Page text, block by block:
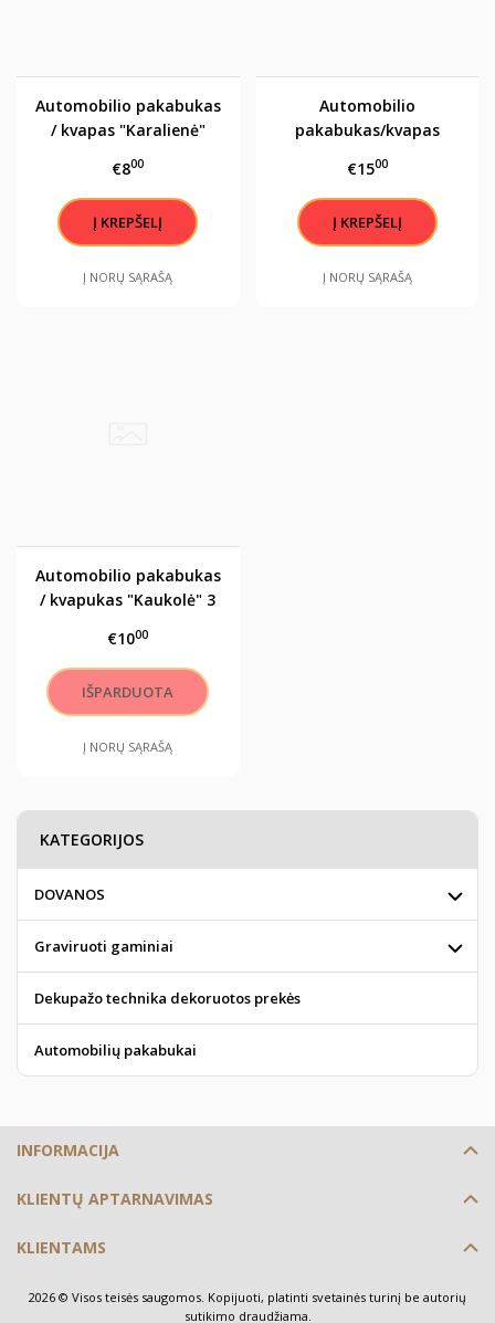
Automobilio pakabukas
/ kvapas "Karalienė"
€800
Į NORŲ SĄRAŠĄ
Automobilio
pakabukas/kvapas
€1500
Į NORŲ SĄRAŠĄ
Automobilio pakabukas
/ kvapukas "Kaukolė" 3
€1000
Į NORŲ SĄRAŠĄ
KATEGORIJOS
DOVANOS
Graviruoti gaminiai
Dekupažo technika dekoruotos prekės
Automobilių pakabukai
INFORMACIJA
KLIENTŲ APTARNAVIMAS
KLIENTAMS
2026 © Visos teisės saugomos. Kopijuoti, platinti svetainės turinį be autorių
sutikimo draudžiama.